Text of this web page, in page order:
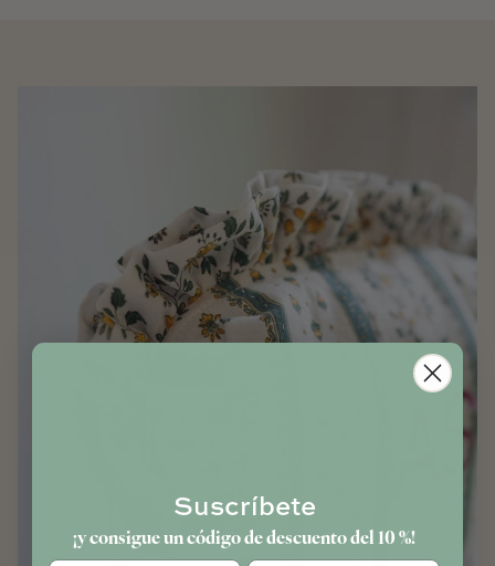
Suscríbete
¡y consigue un código de descuento del 10 %!